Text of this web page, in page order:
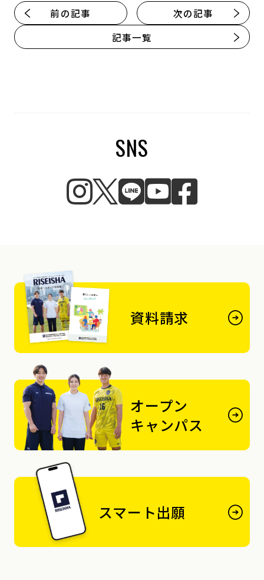
前の記事
記事一覧
次の記事
SNS
資料請求
オープン
キャンパス
スマート出願